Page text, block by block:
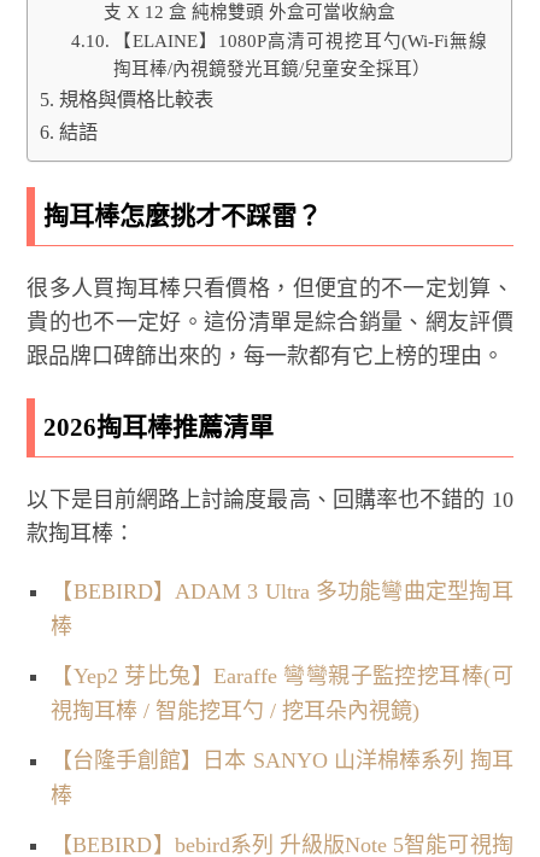
支 X 12 盒 純棉雙頭 外盒可當收納盒
【ELAINE】1080P高清可視挖耳勺(Wi-Fi無線
掏耳棒/內視鏡發光耳鏡/兒童安全採耳）
規格與價格比較表
結語
掏耳棒怎麼挑才不踩雷？
很多人買掏耳棒只看價格，但便宜的不一定划算、
貴的也不一定好。這份清單是綜合銷量、網友評價
跟品牌口碑篩出來的，每一款都有它上榜的理由。
2026掏耳棒推薦清單
以下是目前網路上討論度最高、回購率也不錯的 10
款掏耳棒：
【BEBIRD】ADAM 3 Ultra 多功能彎曲定型掏耳
棒
【Yep2 芽比兔】Earaffe 彎彎親子監控挖耳棒(可
視掏耳棒 / 智能挖耳勺 / 挖耳朵內視鏡)
【台隆手創館】日本 SANYO 山洋棉棒系列 掏耳
棒
【BEBIRD】bebird系列 升級版Note 5智能可視掏